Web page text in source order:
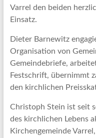
Varrel den beiden
Einsatz.
Dieter Barnewitz
Organisation von
Gemeindebriefe,
Festschrift, übernimmt
den kirchlichen
Christoph Stein ist seit
des kirchlichen Lebens
Kirchengemeinde